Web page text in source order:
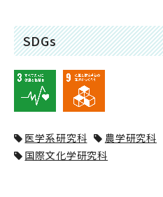
SDGs
医学系研究科 農学研究科
国際文化学研究科